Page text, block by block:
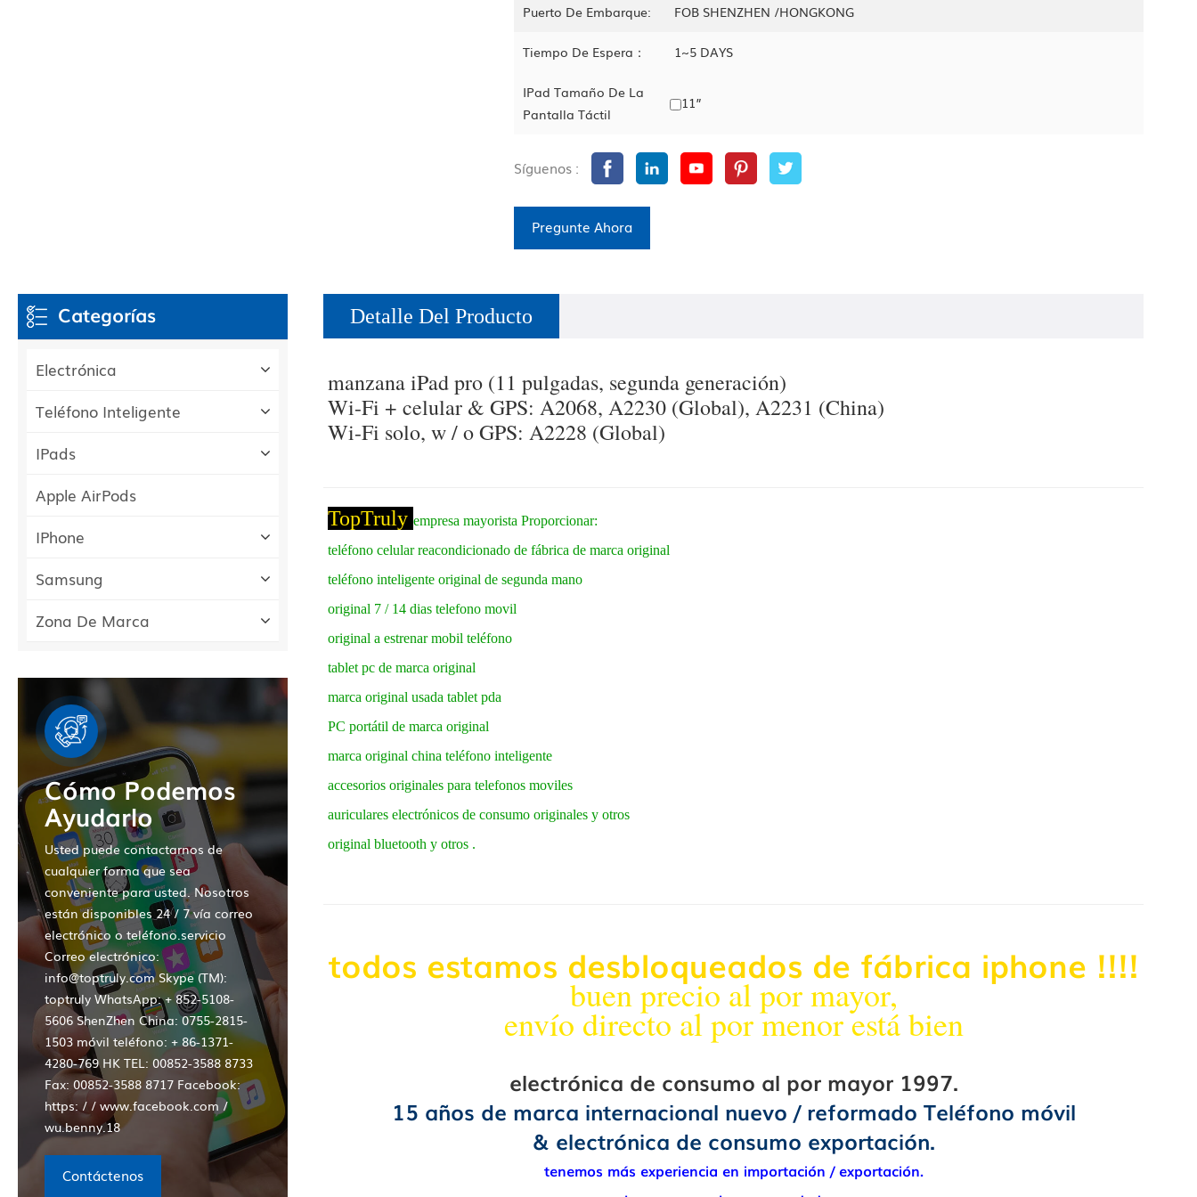
Puerto De Embarque: FOB SHENZHEN /HONGKONG
Tiempo De Espera： 1~5 DAYS
IPad Tamaño De La
Pantalla Táctil
11”
Síguenos :
Pregunte Ahora
Detalle Del Producto
manzana iPad pro (11 pulgadas, segunda generación)
Wi-Fi + celular & GPS: A2068, A2230 (Global), A2231 (China)
Wi-Fi solo, w / o GPS: A2228 (Global)
TopTrulyempresa mayorista Proporcionar:
teléfono celular reacondicionado de fábrica de marca original
teléfono inteligente original de segunda mano
original 7 / 14 dias telefono movil
original a estrenar mobil teléfono
tablet pc de marca original
marca original usada tablet pda
PC portátil de marca original
marca original china teléfono inteligente
accesorios originales para telefonos moviles
auriculares electrónicos de consumo originales y otros
original bluetooth y otros .
todos estamos desbloqueados de fábrica iphone !!!!
buen precio al por mayor,
envío directo al por menor está bien
electrónica de consumo al por mayor 1997.
15 años de marca internacional nuevo / reformado Teléfono móvil
& electrónica de consumo exportación.
tenemos más experiencia en importación / exportación.
Categorías
Electrónica
Teléfono Inteligente
IPads
Apple AirPods
IPhone
Samsung
Zona De Marca
Cómo Podemos
Ayudarlo
Usted puede contactarnos de
cualquier forma que sea
conveniente para usted. Nosotros
están disponibles 24 / 7 vía correo
electrónico o teléfono.servicio
Correo electrónico:
info@toptruly.com Skype (TM):
toptruly WhatsApp: + 852-5108-
5606 ShenZhen China: 0755-2815-
1503 móvil teléfono: + 86-1371-
4280-769 HK TEL: 00852-3588 8733
Fax: 00852-3588 8717 Facebook:
https: / / www.facebook.com /
wu.benny.18
Contáctenos